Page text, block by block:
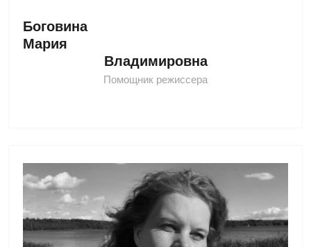
Боговина
Мария
Владимировна
Помощник режиссера